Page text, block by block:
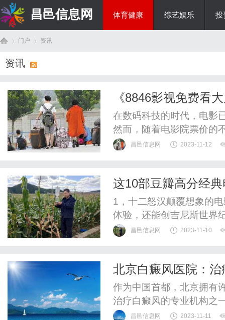
昌邑信息网 体育健康 综艺娱乐 投
门户 资讯
资讯
《8846影视免费看
在数码科技的时代，电影
然而，随着电影院票价的
观众往往陷入了高昂的费
你是喜欢动作片、爱情片
昌邑信息网 2023-11-12
这10部豆瓣高分经
1，十二怒汉颠覆想象的
体验，还能创吉尼斯世界
昌邑信息网 2023-11-10
北京白癜风医院：
作为中国首都，北京拥有
治疗白癜风的专业机构之
部、手臂、腿部等部位。
昌邑信息网 2023-11-11